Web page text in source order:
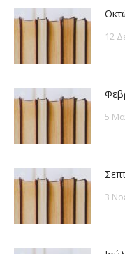
12
5
3